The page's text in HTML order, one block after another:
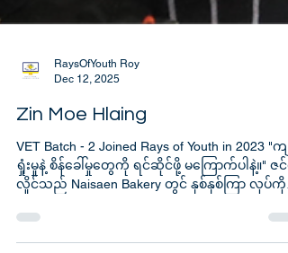
Dec 12, 2025
Zin Moe Hlaing
VET Batch - 2 Joined Rays of Youth in 2023 "ကျ
ရှုံးမှုနဲ့ စိန်ခေါ်မှုတွေကို ရင်ဆိုင်ဖို့ မကြောက်ပါနဲ့။" ဇင်မိုး
လှိုင်သည် Naisaen Bakery တွင် နှစ်နှစ်ကြာ လုပ်ကိုင်